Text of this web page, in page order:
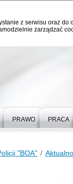
z serwisu oraz
zarządzać
PRAWO PRACA
"BOA"